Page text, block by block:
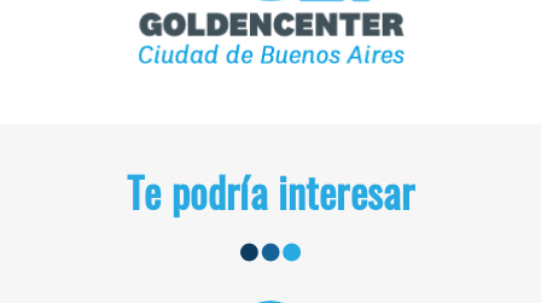
Te podría interesar